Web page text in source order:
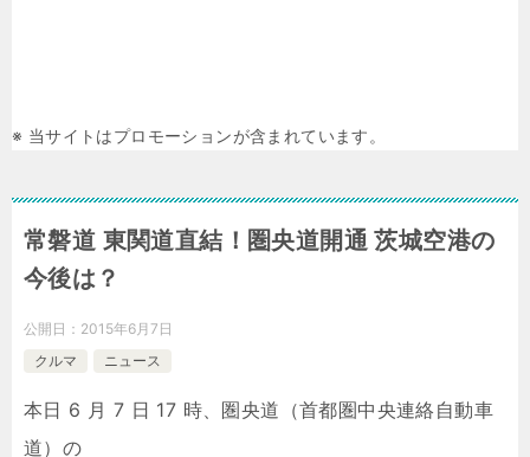
※ 当サイトはプロモーションが含まれています。
常磐道 東関道直結！圏央道開通 茨城空港の
今後は？
公開日： 2015年6月7日
クルマ
ニュース
本日 6 月 7 日 17 時、圏央道（首都圏中央連絡自動車
道）の